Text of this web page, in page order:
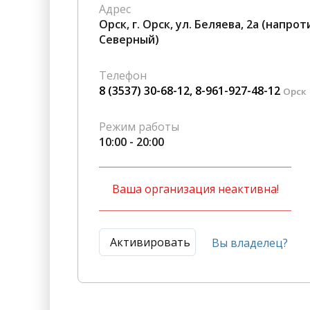
Образование
СМИ и Реклама Купоны
Адрес
Орск, г. Орск, ул. Беляева, 2а
Северный)
Телефон
8 (3537) 30-68-12, 8-961-927-48-12 Орск
Режим работы
10:00 - 20:00
Ваша организация неактивна!
Активировать Вы владелец?